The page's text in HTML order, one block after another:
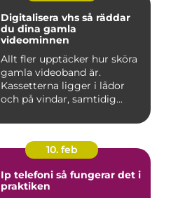
Digitalisera vhs så räddar
du dina gamla
videominnen
Allt fler upptäcker hur sköra
gamla videoband är.
Kassetterna ligger i lådor
och på vindar, samtidig...
10. feb
Ip telefoni så fungerar det i
praktiken